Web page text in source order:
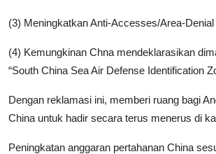
(3) Meningkatkan Anti-Accesses/Area-
(4) Kemungkinan Chna mendeklarasikan
“South China Sea Air Defense Identification
Dengan reklamasi ini, memberi ruang bagi
China untuk hadir secara terus menerus di
Peningkatan anggaran pertahanan China